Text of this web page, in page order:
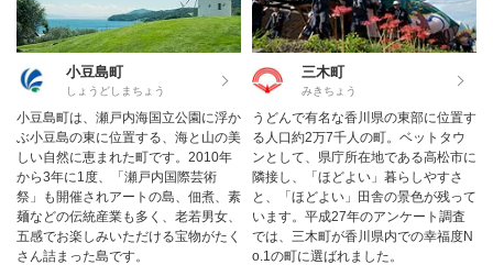
小豆島町
しょうどしまちょう
小豆島町は、瀬戸内海国立公園に浮か
ぶ小豆島の東に位置する、海と山の美
しい自然に恵まれた町です。2010年
から3年に1度、「瀬戸内国際芸術
祭」も開催されアートの島、佃煮、素
麺などの伝統産業も多く、老若男女、
五感でお楽しみいただける宝物がたく
さん詰まった島です。
三木町
みきちょう
うどんで有名な香川県の東部に位置す
る人口約2万7千人の町。ベットタウ
ンとして、県庁所在地である高松市に
隣接し、「ほどよい」暮らしやすさ
と、「ほどよい」田舎の景色が残って
います。平成27年のアンケート調査
では、三木町が香川県内での幸福度N
o.1の町に選ばれました。